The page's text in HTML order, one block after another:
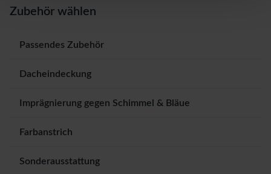
Zubehör wählen
Passendes Zubehör
Dacheindeckung
Imprägnierung gegen Schimmel & Bläue
Farbanstrich
Sonderausstattung